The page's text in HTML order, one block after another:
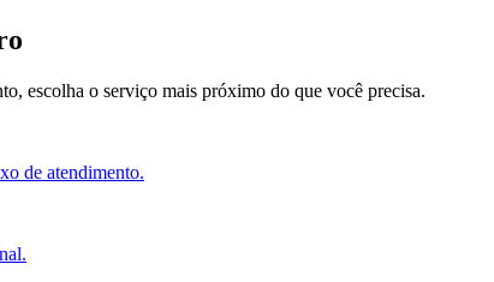
escolha o serviço mais próximo do que você precisa.
de atendimento.